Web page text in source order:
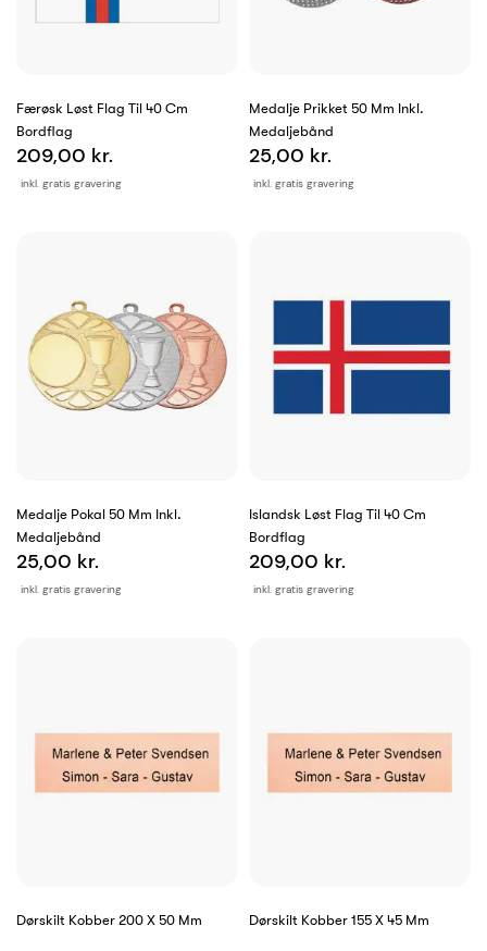
Færøsk Løst Flag Til 40 Cm
Bordflag
inkl. gratis gravering
209,00 kr.
Medalje Prikket 50 Mm Inkl.
Medaljebånd
inkl. gratis gravering
25,00 kr.
Medalje Pokal 50 Mm Inkl.
Medaljebånd
inkl. gratis gravering
25,00 kr.
Islandsk Løst Flag Til 40 Cm
Bordflag
inkl. gratis gravering
209,00 kr.
Dørskilt Kobber 200 X 50 Mm Dørskilt Kobber 155 X 45 Mm